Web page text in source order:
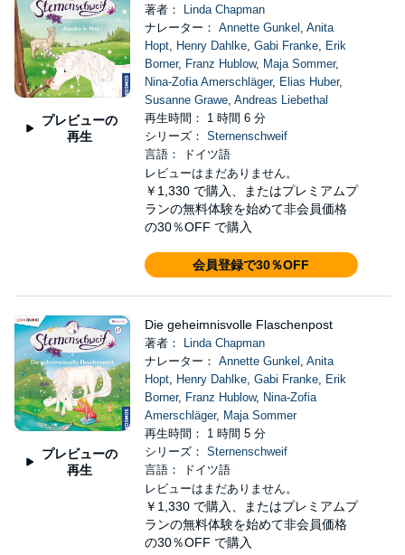
プレビューの
再生
著者：
Linda Chapman
ナレーター： Annette Gunkel , Anita
Hopt, Henry Dahlke, Gabi Franke, Erik
Borner, Franz Hublow, Maja Sommer,
Nina-Zofia Amerschläger, Elias Huber,
Susanne Grawe, Andreas Liebethal
再生時間： 1 時間 6 分
シリーズ： Sternenschweif
言語： ドイツ語
レビューはまだありません。
￥1,330 で購入、またはプレミアムプ
ランの無料体験を始めて非会員価格
の30％OFF で購入
会員登録で30％OFF
プレビューの
再生
Die geheimnisvolle Flaschenpost
著者：
Linda Chapman
ナレーター： Annette Gunkel , Anita
Hopt, Henry Dahlke, Gabi Franke, Erik
Borner, Franz Hublow, Nina-Zofia
Amerschläger, Maja Sommer
再生時間： 1 時間 5 分
シリーズ： Sternenschweif
言語： ドイツ語
レビューはまだありません。
￥1,330 で購入、またはプレミアムプ
ランの無料体験を始めて非会員価格
の30％OFF で購入